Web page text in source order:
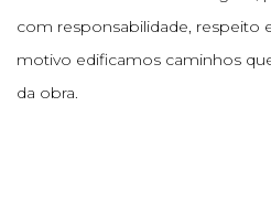
com responsabilidade, respeito
motivo edificamos caminhos
da obra.